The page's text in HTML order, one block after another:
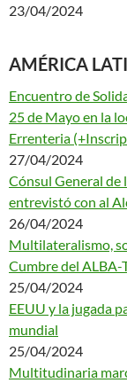
23/04/2024
AMÉRICA
Encuentro de
25 de Mayo en la
Errenteria
27/04/2024
Cónsul General de
entrevistó con al
26/04/2024
Multilateralismo,
Cumbre del ALBA-
25/04/2024
EEUU y la jugada
mundial
25/04/2024
Multitudinaria